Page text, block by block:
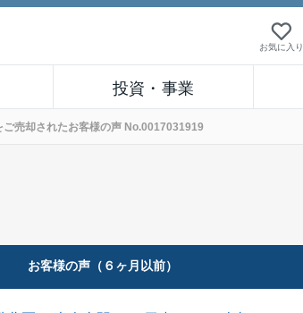
お気に入り
投資・事業
売却されたお客様の声 No.0017031919
お客様の声（６ヶ月以前）